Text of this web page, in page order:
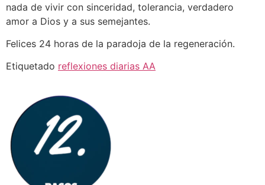
nada de vivir con sinceridad, tolerancia, verdadero
amor a Dios y a sus semejantes.
Felices 24 horas de la paradoja de la regeneración.
Etiquetado reflexiones diarias AA